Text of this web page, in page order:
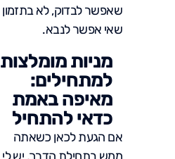
שאפשר לבדוק, לא בתזמון
שאי אפשר לנבא.
מניות מומלצות
למתחילים:
מאיפה באמת
כדאי להתחיל
אם הגעת לכאן כשאתה